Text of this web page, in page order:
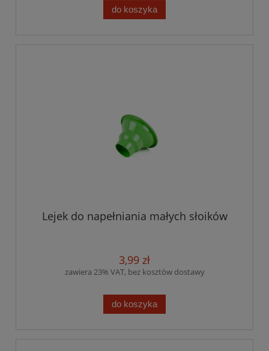
do koszyka
Lejek do napełniania małych słoików
3,99 zł
zawiera 23% VAT, bez kosztów dostawy
do koszyka